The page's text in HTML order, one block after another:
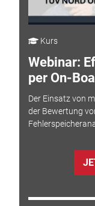
Kurs
Webinar:
per On-
Der Einsatz von
der Bewertung